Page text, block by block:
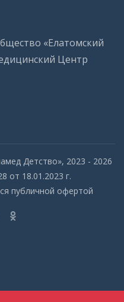
«Елатомский
Центр
Детство», 2023 - 2026
от 18.01.2023 г.
публичной офертой